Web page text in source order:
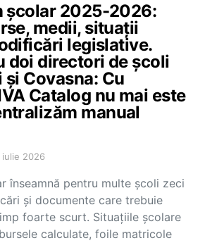
școlar 2025-2026:
medii, situații
legislative.
doi directori de școli
Covasna: Cu
Catalog nu mai este
manual
iulie 2026
înseamnă pentru multe școli zeci
și documente care trebuie
foarte scurt. Situațiile școlare
calculate, foile matricole